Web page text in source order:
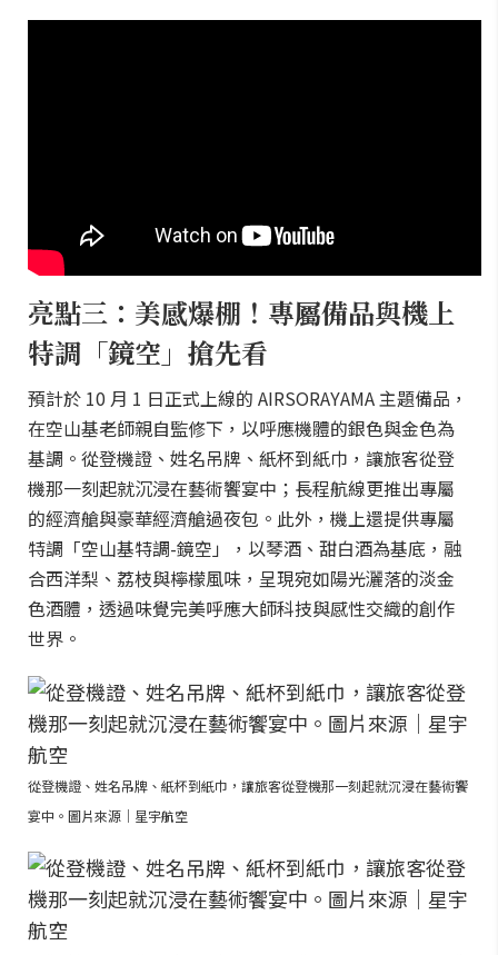
亮點三：美感爆棚！專屬備品與機上
特調「鏡空」搶先看
預計於 10 月 1 日正式上線的 AIRSORAYAMA 主題備品，
在空山基老師親自監修下，以呼應機體的銀色與金色為
基調。從登機證、姓名吊牌、紙杯到紙巾，讓旅客從登
機那一刻起就沉浸在藝術饗宴中；長程航線更推出專屬
的經濟艙與豪華經濟艙過夜包。此外，機上還提供專屬
特調「空山基特調-鏡空」，以琴酒、甜白酒為基底，融
合西洋梨、荔枝與檸檬風味，呈現宛如陽光灑落的淡金
色酒體，透過味覺完美呼應大師科技與感性交織的創作
世界。
從登機證、姓名吊牌、紙杯到紙巾，讓旅客從登機那一刻起就沉浸在藝術饗
宴中。圖片來源｜星宇航空